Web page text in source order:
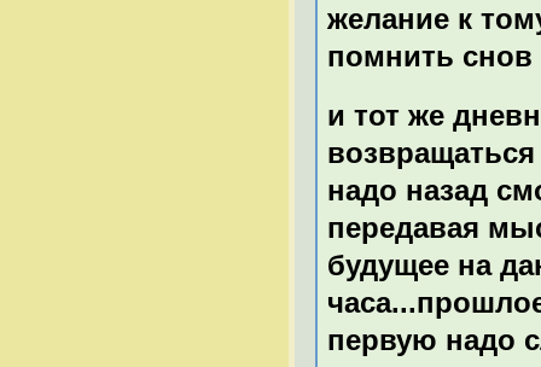
желание к
помнить снов
и тот же
надо назад
передавая
будущее на
первую надо